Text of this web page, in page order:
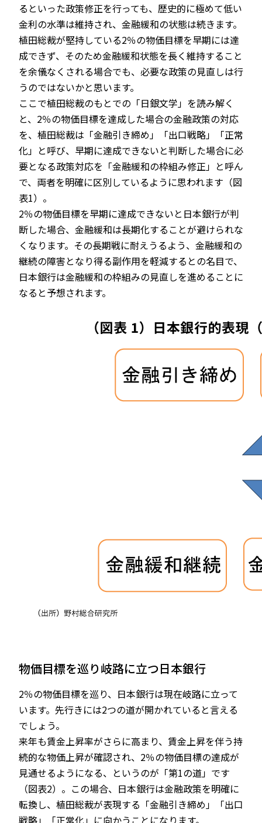
るといった政策修正を行っても、歴史的に極めて低い
金利の水準は維持され、金融緩和の状態は続きます。
植田総裁が堅持している2％の物価目標を早期には達
成できず、そのため金融緩和状態を長く維持すること
を余儀なくされる場合でも、必要な政策の見直しは行
うのではないかと思います。
ここで植田総裁のもとでの「日銀文学」を読み解く
と、2％の物価目標を達成した場合の金融政策の対応
を、植田総裁は「金融引き締め」「出口戦略」「正常
化」と呼び、早期に達成できないと判断した場合に必
要となる政策対応を「金融緩和の枠組み修正」と呼ん
で、両者を明確に区別しているように思われます（図
表1）。
2％の物価目標を早期に達成できないと日本銀行が判
断した場合、金融緩和は長期化することが避けられな
くなります。その長期戦に耐えうるよう、金融緩和の
継続の障害となり得る副作用を軽減するとの名目で、
日本銀行は金融緩和の枠組みの見直しを進めることに
なると予想されます。
物価目標を巡り岐路に立つ日本銀行
2％の物価目標を巡り、日本銀行は現在岐路に立って
います。先行きには2つの道が開かれていると言える
でしょう。
来年も賃金上昇率がさらに高まり、賃金上昇を伴う持
続的な物価上昇が確認され、2％の物価目標の達成が
見通せるようになる、というのが「第1の道」です
（図表2）。この場合、日本銀行は金融政策を明確に
転換し、植田総裁が表現する「金融引き締め」「出口
戦略」「正常化」に向かうことになります。